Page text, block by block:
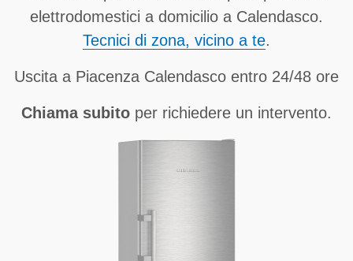
elettrodomestici a domicilio a Calendasco.
Tecnici di zona, vicino a te.
Uscita a Piacenza Calendasco entro 24/48 ore
Chiama subito per richiedere un intervento.